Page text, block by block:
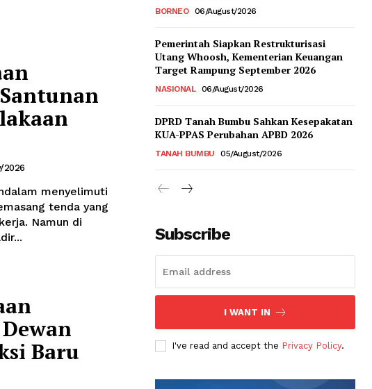
2026
menyelimuti
tenda yang
di
Baru
BORNEO 06/August/2026
Pemerintah Siapkan Restrukturisasi
Utang Whoosh, Kementerian Keuangan
Target Rampung September 2026
NASIONAL 06/August/2026
DPRD Tanah Bumbu Sahkan Kesepakatan
KUA-PPAS Perubahan APBD 2026
TANAH BUMBU 05/August/2026
Subscribe
I WANT IN
I've read and accept the Privacy Policy.